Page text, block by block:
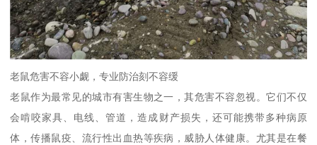
老鼠危害不容小觑，专业防治刻不容缓
老鼠作为最常见的城市有害生物之一，其危害不容忽视。它们不仅
会啃咬家具、电线、管道，造成财产损失，还可能携带多种病原
体，传播鼠疫、流行性出血热等疾病，威胁人体健康。尤其是在餐